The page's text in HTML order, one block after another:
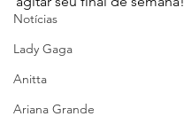
Notícias
Lady Gaga
Anitta
Ariana Grande